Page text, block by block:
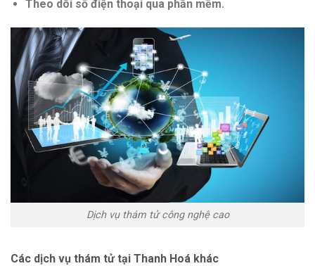
Theo dõi số điện thoại qua phần mềm.
Dịch vụ thám tử công nghệ cao
Các dịch vụ thám tử tại Thanh Hoá khác